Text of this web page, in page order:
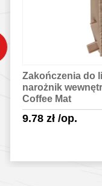
Zakończenia do
narożnik
Coffee Mat
9.78 zł/op.